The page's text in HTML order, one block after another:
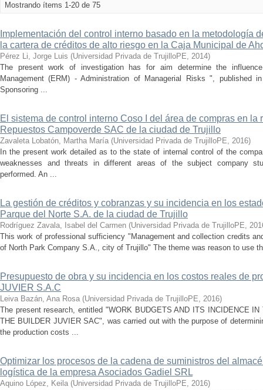
Mostrando ítems 1-20 de 75
Implementación del control interno basado en la metodología
la cartera de créditos de alto riesgo en la Caja Municipal de
Pérez Li, Jorge Luis (Universidad Privada de TrujilloPE, 2014)
The present work of investigation has for aim determine the
Management (ERM) - Administration of Managerial Risks ", published
Sponsoring ...
El sistema de control interno Coso I del área de compras en la
Repuestos Campoverde SAC de la ciudad de Trujillo
Zavaleta Lobatón, Martha María (Universidad Privada de TrujilloPE, 2016)
In the present work detailed as to the state of internal control of the
weaknesses and threats in different areas of the subject company
performed. An ...
La gestión de créditos y cobranzas y su incidencia en los
Parque del Norte S.A. de la ciudad de Trujillo
Rodríguez Zavala, Isabel del Carmen (Universidad Privada de TrujilloPE,
This work of professional sufficiency "Management and collection credits
of North Park Company S.A., city of Trujillo" The theme was reason to use
Presupuesto de obra y su incidencia en los costos reales de
JUVIER S.A.C
Leiva Bazán, Ana Rosa (Universidad Privada de TrujilloPE, 2016)
The present research, entitled "WORK BUDGETS AND ITS INCIDENCE
THE BUILDER JUVIER SAC", was carried out with the purpose of
the production costs ...
Optimizar los procesos de la cadena de suministros del
logística de la empresa Asociados Gadiel SRL
Aquino López, Keila (Universidad Privada de TrujilloPE, 2016)